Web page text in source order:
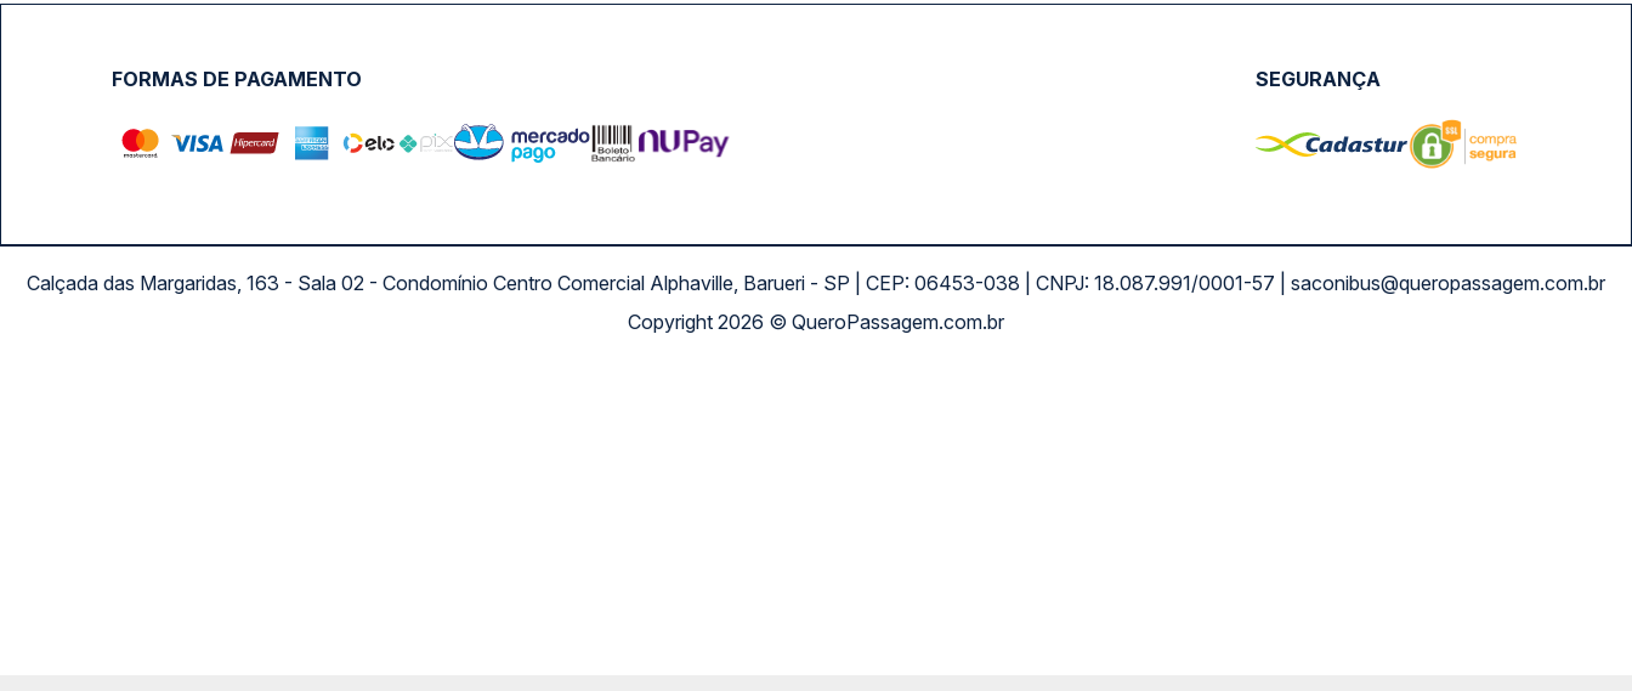
FORMAS DE PAGAMENTO SEGURANÇA
Calçada das Margaridas, 163 - Sala 02 - Condomínio Centro Comercial Alphaville, Barueri - SP | CEP: 06453-038 | CNPJ: 18.087.991/0001-57 | saconibus@queropassagem.com.br
Copyright 2026 © QueroPassagem.com.br